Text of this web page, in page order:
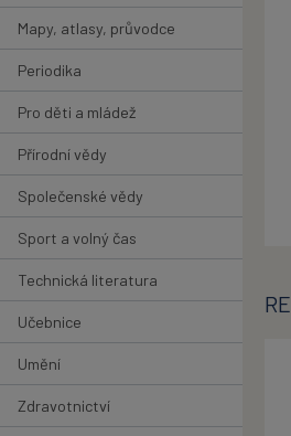
Mapy, atlasy, průvodce
Periodika
Pro děti a mládež
Přírodní vědy
Společenské vědy
Sport a volný čas
Technická literatura
Učebnice
Umění
Zdravotnictví